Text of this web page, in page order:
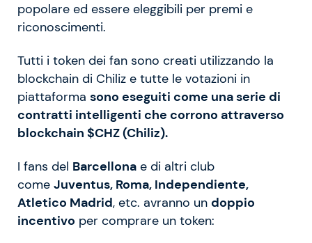
popolare ed essere eleggibili per premi e
riconoscimenti.
Tutti i token dei fan sono creati utilizzando la
blockchain di Chiliz e tutte le votazioni in
piattaforma sono eseguiti come una serie di
contratti intelligenti che corrono attraverso
blockchain $CHZ (Chiliz).
I fans del Barcellona e di altri club
come Juventus, Roma, Independiente,
Atletico Madrid, etc. avranno un doppio
incentivo per comprare un token: